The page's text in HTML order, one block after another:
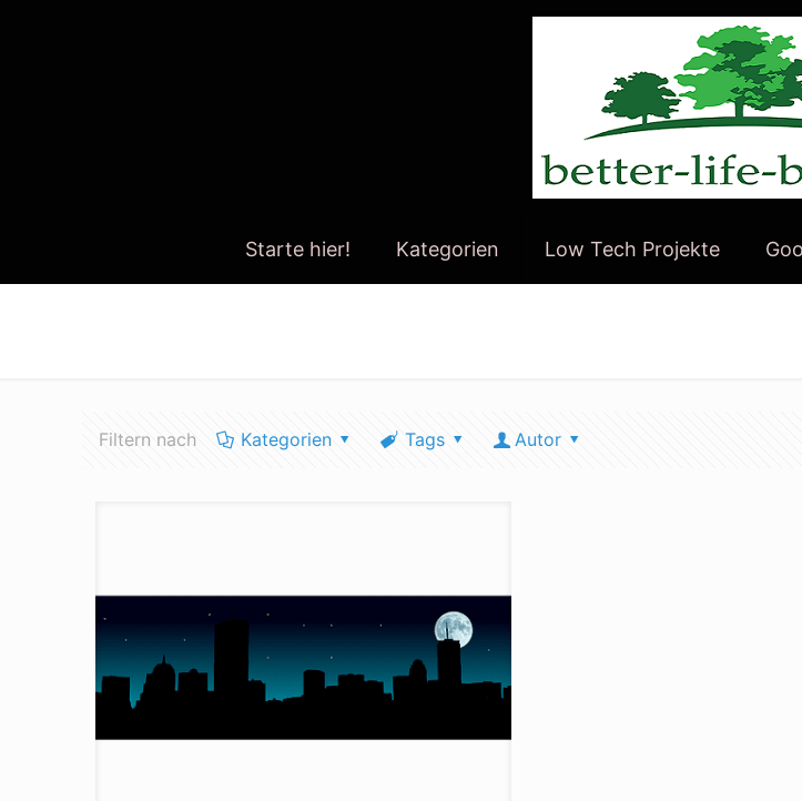
Starte hier! Kategorien Low Tech Projekte
Filtern nach Kategorien Tags Autor